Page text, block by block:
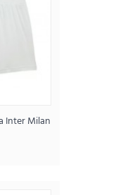
rokav (+ hlače)
Milan Marcus